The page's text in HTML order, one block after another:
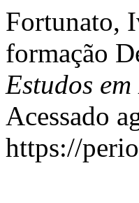
Fortunato,
formação
Estudos
Acessado
https://